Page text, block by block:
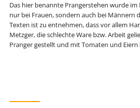
Das hier benannte Prangerstehen wurde
nur bei Frauen, sondern auch bei Männern
Texten ist zu entnehmen, dass vor allem
Metzger, die schlechte Ware bzw. Arbeit
Pranger gestellt und mit Tomaten und